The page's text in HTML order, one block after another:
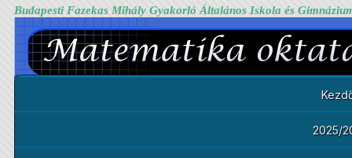
Budapesti Fazekas Mihály Gyakorló Általános Iskola és
2025/